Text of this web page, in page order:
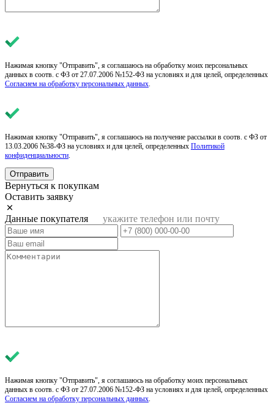
Нажимая кнопку "Отправить", я соглашаюсь на обработку моих персональных
данных в соотв. с ФЗ от 27.07.2006 №152-ФЗ на условиях и для целей, определенных
Согласием на обработку персональных данных
Нажимая кнопку "Отправить", я соглашаюсь на получение рассылки в соотв. с ФЗ от
13.03.2006 №38-ФЗ на условиях и для целей, определенных Политикой
конфиденциальности
Отправить
Вернуться к покупкам
Оставить заявку
Данные покупателя укажите телефон или почту
Нажимая кнопку "Отправить", я соглашаюсь на обработку моих персональных
данных в соотв. с ФЗ от 27.07.2006 №152-ФЗ на условиях и для целей, определенных
Согласием на обработку персональных данных